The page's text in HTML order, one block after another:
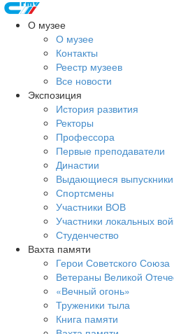
О музее
О музее
Контакты
Реестр музеев
Все новости
Экспозиция
История развития
Ректоры
Профессора
Первые преподаватели
Династии
Выдающиеся выпускники
Спортсмены
Участники ВОВ
Участники локальных
Студенчество
Вахта памяти
Герои Советского Союза
Ветераны Великой
«Вечный огонь»
Труженики тыла
Книга памяти